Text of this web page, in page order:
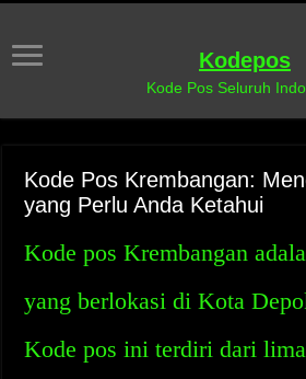
Kodepos
Kode Pos Seluruh
Kode Pos Krembangan:
yang Perlu Anda Ketahui
Kode pos Krembangan
yang berlokasi di Kota
Kode pos ini terdiri dari